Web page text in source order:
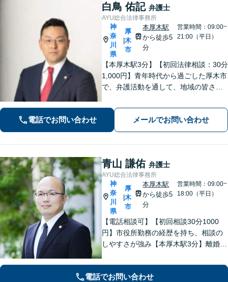
白鳥 佑記 弁護士
AYU総合法律事務所
神
奈
川
県
厚
木
市
本厚木駅
から徒歩5
分
営業時間：09:00~
21:00（平日）
【本厚木駅3分】【初回法律相談：30分
1,000円】青年時代から過ごした厚木市
で、弁護活動を通して、地域の皆さま
産・インターネット問題など幅広い分
野に対応可能です。【休日・夜間対
応】
電話でお問い合わせ メールでお問い合わせ
青山 謙佑 弁護士
AYU総合法律事務所
神
奈
川
県
厚
木
市
本厚木駅
から徒歩5
分
営業時間：09:00~
18:00（平日）
【電話相談可】【初回相談30分1000
円】市役所勤務の経歴を持ち、相談の
しやすさが強み【本厚木駅3分】離婚・
権回収など幅広く対応。面談の際に
は、傾聴と共感を大切にしています。
電話でお問い合わせ